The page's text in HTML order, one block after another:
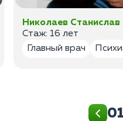
Николаев Станислав
Стаж: 16 лет
Главный врач
01